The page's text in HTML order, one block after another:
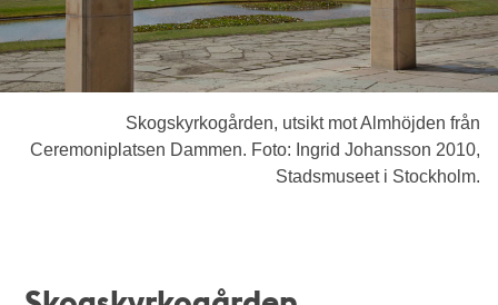
Skogskyrkogården, utsikt mot Almhöjden från
Ceremoniplatsen Dammen. Foto: Ingrid Johansson 2010,
Stadsmuseet i Stockholm.